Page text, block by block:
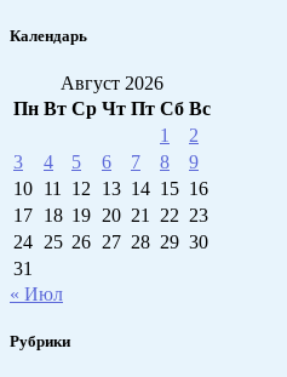
Календарь
Август 2026
Пн Вт Ср Чт Пт Сб Вс
1
2
3
4 5 6 7 8
9
10 11 12 13 14 15 16
17 18 19 20 21 22 23
24 25 26 27 28 29 30
31
« Июл
Рубрики